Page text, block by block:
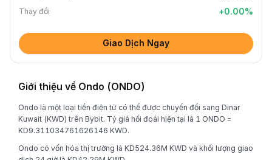
Thay đổi +0.00%
Giao Dịch Ngay
Giới thiệu về Ondo (ONDO)
Ondo là một loại tiền điện tử có thể được chuyển đổi sang Dinar
Kuwait (KWD) trên Bybit. Tỷ giá hối đoái hiện tại là 1 ONDO =
KD9.311034761626146 KWD.
Ondo có vốn hóa thị trường là KD524.36M KWD và khối lượng giao